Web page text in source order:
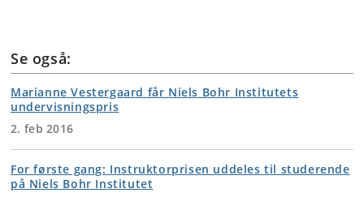
Se også:
Marianne Vestergaard får Niels Bohr Institutets
undervisningspris
2. feb 2016
For første gang: Instruktorprisen uddeles til studerende
på Niels Bohr Institutet